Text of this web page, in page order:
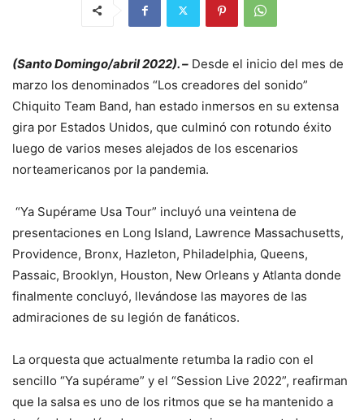
(Santo Domingo/abril 2022). – Desde el inicio del mes de
marzo los denominados “Los creadores del sonido”
Chiquito Team Band, han estado inmersos en su extensa
gira por Estados Unidos, que culminó con rotundo éxito
luego de varios meses alejados de los escenarios
norteamericanos por la pandemia.
“Ya Supérame Usa Tour” incluyó una veintena de
presentaciones en Long Island, Lawrence Massachusetts,
Providence, Bronx, Hazleton, Philadelphia, Queens,
Passaic, Brooklyn, Houston, New Orleans y Atlanta donde
finalmente concluyó, llevándose las mayores de las
admiraciones de su legión de fanáticos.
La orquesta que actualmente retumba la radio con el
sencillo “Ya supérame” y el “Session Live 2022”, reafirman
que la salsa es uno de los ritmos que se ha mantenido a